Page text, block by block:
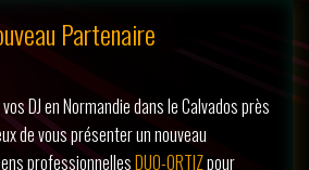
Partenaire
DJ en Normandie dans le Calvados près
de vous présenter un nouveau
professionnellesDUO-ORTIZpour